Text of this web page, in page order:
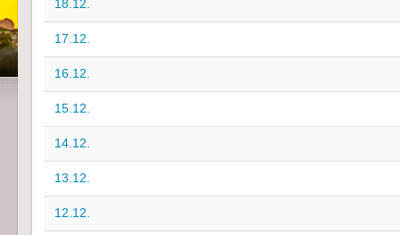
18.12.
17.12.
16.12.
15.12.
14.12.
13.12.
12.12.